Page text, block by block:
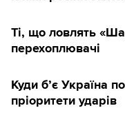
Ті, що ловлять
перехоплювачі
Куди б’є Україна
пріоритети ударів